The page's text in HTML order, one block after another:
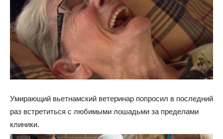
Умирающий вьетнамский ветеринар попросил в последний
раз встретиться с любимыми лошадьми за пределами
клиники.